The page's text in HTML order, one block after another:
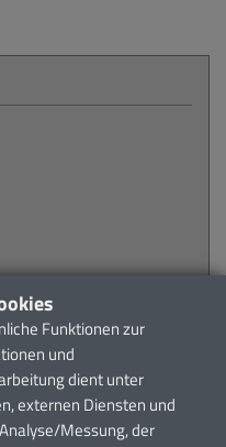
Funktionen zur
und
dient unter
externen Diensten und
Messung, der